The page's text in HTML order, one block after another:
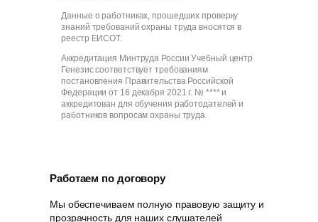
Данные о работниках, прошедших проверку
знаний требований охраны труда вносятся в
реестр ЕИСОТ.
Аккредитация Минтруда России Учебный центр
Генезис соответствует требованиям
постановления Правительства Российской
Федерации от 16 декабря 2021 г. № **** и
аккредитован для обучения работодателей и
работников вопросам охраны труда.
Работаем по договору
Мы обеспечиваем полную правовую защиту и
прозрачность для наших слушателей